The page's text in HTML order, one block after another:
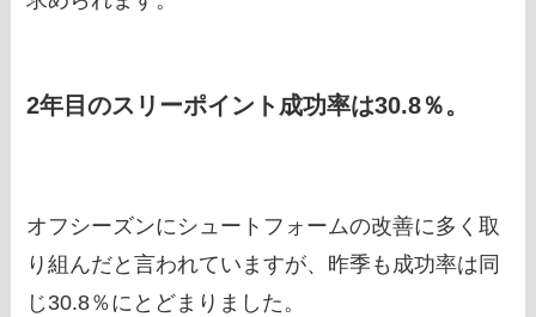
2年目のスリーポイント成功率は30.8％。
オフシーズンにシュートフォームの改善に多く取
り組んだと言われていますが、昨季も成功率は同
じ30.8％にとどまりました。